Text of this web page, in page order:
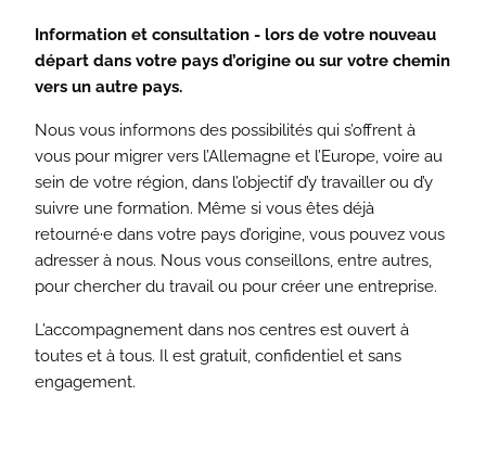
Information et consultation - lors de votre nouveau
départ dans votre pays d’origine ou sur votre chemin
vers un autre pays.
Nous vous informons des possibilités qui s’offrent à
vous pour migrer vers l’Allemagne et l’Europe, voire au
sein de votre région, dans l’objectif d’y travailler ou d’y
suivre une formation. Même si vous êtes déjà
retourné·e dans votre pays d’origine, vous pouvez vous
adresser à nous. Nous vous conseillons, entre autres,
pour chercher du travail ou pour créer une entreprise.
L’accompagnement dans nos centres est ouvert à
toutes et à tous. Il est gratuit, confidentiel et sans
engagement.